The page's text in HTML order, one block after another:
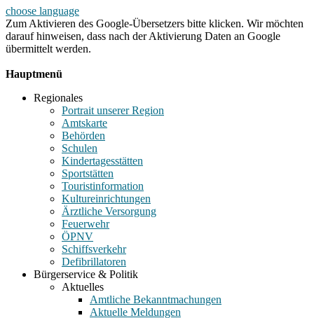
choose language
Zum Aktivieren des Google-Übersetzers bitte klicken. Wir möchten
darauf hinweisen, dass nach der Aktivierung Daten an Google
übermittelt werden.
Hauptmenü
Regionales
Portrait unserer Region
Amtskarte
Behörden
Schulen
Kindertagesstätten
Sportstätten
Touristinformation
Kultureinrichtungen
Ärztliche Versorgung
Feuerwehr
ÖPNV
Schiffsverkehr
Defibrillatoren
Bürgerservice & Politik
Aktuelles
Amtliche Bekanntmachungen
Aktuelle Meldungen